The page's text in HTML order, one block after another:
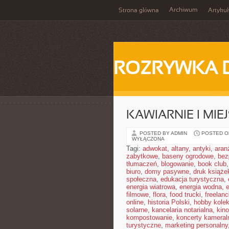
Strona główna Archiwum
ROZRYWKA
KAWIARNIE I
POSTED BY ADMIN POSTED
WYŁĄCZONA
Tagi: adwokat, altany, antyki,
zabytkowe, baseny ogrodowe,
tłumaczeń, blogowanie, book club,
biuro, domy pasywne, druk
społeczna, edukacja turystyczna,
energia wiatrowa, energia wodna,
filmowe, flora, food trucki,
online, historia Polski, hobby
solarne, kancelaria notarialna,
kompostowanie, koncerty
turystyczne, marketing personalny,